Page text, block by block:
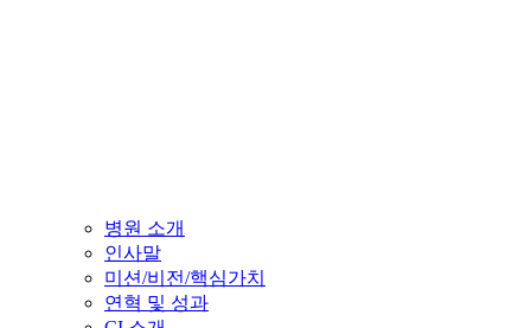
병원 소개
인사말
미션/비전/핵심가치
연혁 및 성과